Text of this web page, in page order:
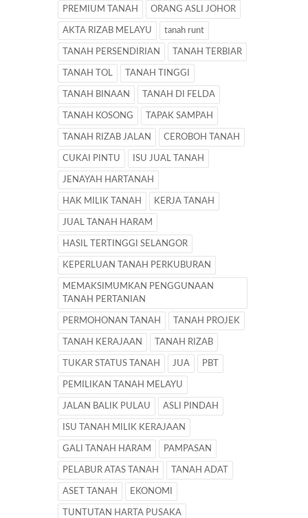
PREMIUM TANAH ORANG ASLI JOHOR
AKTA RIZAB MELAYU tanah runt
TANAH PERSENDIRIAN TANAH TERBIAR
TANAH TOL TANAH TINGGI
TANAH BINAAN TANAH DI FELDA
TANAH KOSONG TAPAK SAMPAH
TANAH RIZAB JALAN CEROBOH TANAH
CUKAI PINTU ISU JUAL TANAH
JENAYAH HARTANAH
HAK MILIK TANAH KERJA TANAH
JUAL TANAH HARAM
HASIL TERTINGGI SELANGOR
KEPERLUAN TANAH PERKUBURAN
MEMAKSIMUMKAN PENGGUNAAN
TANAH PERTANIAN
PERMOHONAN TANAH TANAH PROJEK
TANAH KERAJAAN TANAH RIZAB
TUKAR STATUS TANAH JUA PBT
PEMILIKAN TANAH MELAYU
JALAN BALIK PULAU ASLI PINDAH
ISU TANAH MILIK KERAJAAN
GALI TANAH HARAM PAMPASAN
PELABUR ATAS TANAH TANAH ADAT
ASET TANAH EKONOMI
TUNTUTAN HARTA PUSAKA